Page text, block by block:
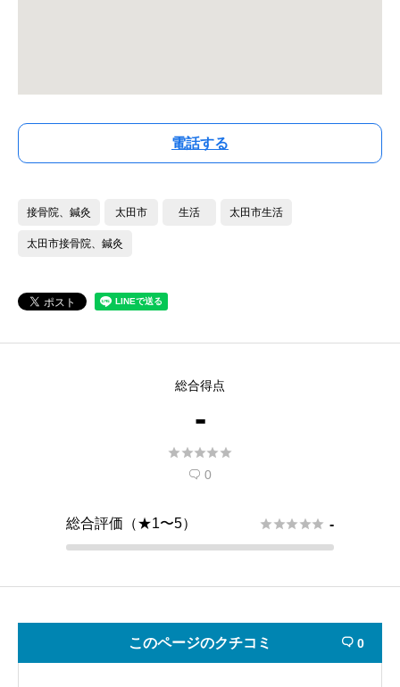
電話する
接骨院、鍼灸 太田市 生活 太田市生活
太田市接骨院、鍼灸
総合得点
-

 0
総合評価（★1〜5）  -
このページのクチコミ  0